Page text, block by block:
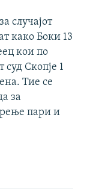
случајот
како Боки 13
кои по
Скопје 1
Тие се
за
пари и